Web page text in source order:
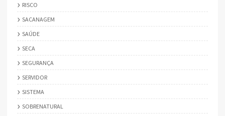
RISCO
SACANAGEM
SAÚDE
SECA
SEGURANÇA
SERVIDOR
SISTEMA
SOBRENATURAL